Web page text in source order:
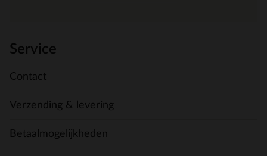
Service
Contact
Verzending & levering
Betaalmogelijkheden